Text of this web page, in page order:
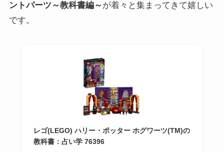
ントパーツ～教科書編～ が着々と集まってきて嬉しい
です。
レゴ(LEGO) ハリー・ポッター ホグワーツ(TM)の
教科書：占い学 76396